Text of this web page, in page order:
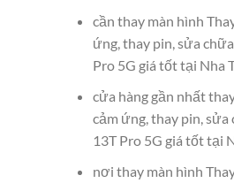
cần thay màn hình
ứng, thay pin, sửa
Pro 5G giá tốt tại Nha
cửa hàng gần nhất
cảm ứng, thay pin,
13T Pro 5G giá tốt tại
nơi thay màn hình